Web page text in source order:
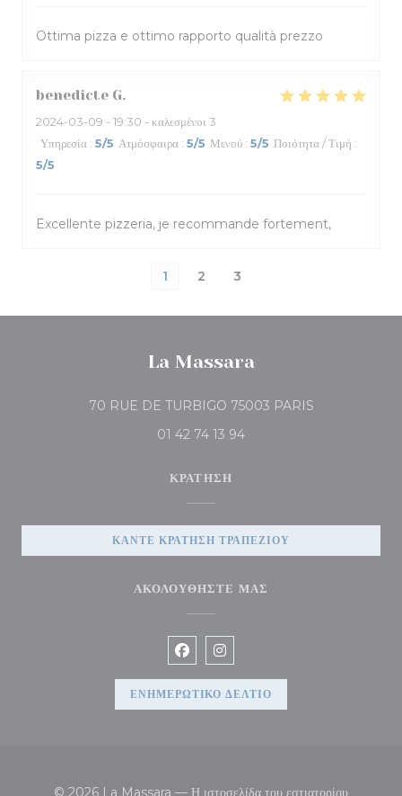
Ottima pizza e ottimo rapporto qualità prezzo
benedicte G
2024-03-09 - 19:30 - καλεσμένοι 3
Υπηρεσία : 5/5 Ατμόσφαιρα : 5/5 Μενού : 5/5 Ποιότητα / Τιμή :
5/5
Excellente pizzeria, je recommande fortement,
1 2 3
La Massara
70 RUE DE TURBIGO 75003 PARIS((ανοίγει σε νέο
01 42 74 13 94
ΚΡΆΤΗΣΗ
ΚΆΝΤΕ ΚΡΆΤΗΣΗ ΤΡΑΠΕΖΙΟΎ
ΑΚΟΛΟΥΘΉΣΤΕ ΜΑΣ
Facebook ((ανοίγει σε νέο
Instagram ((ανοίγει σε νέο
ΕΝΗΜΕΡΩΤΙΚΌ ΔΕΛΤΊΟ
© 2026 La Massara — Η ιστοσελίδα του εστιατορίου